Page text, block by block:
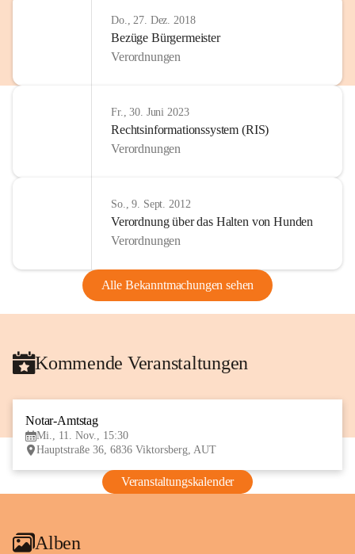
Do., 27. Dez. 2018
Bezüge Bürgermeister
Verordnungen
Fr., 30. Juni 2023
Rechtsinformationssystem (RIS)
Verordnungen
So., 9. Sept. 2012
Verordnung über das Halten von Hunden
Verordnungen
Alle Bekanntmachungen sehen
Kommende Veranstaltungen
Notar-Amtstag
Mi., 11. Nov., 15:30
Hauptstraße 36, 6836 Viktorsberg, AUT
Veranstaltungskalender
Alben